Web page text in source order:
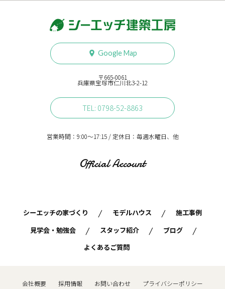
〒665-0061
兵庫県宝塚市仁川北3-2-12
Google Map
TEL: 0798-52-8863
営業時間：9:00〜17:15 / 定休日：毎週水曜日、他
Official Account
シーエッチの家づくり モデルハウス
施工事例
見学会・勉強会
スタッフ紹介
ブログ
よくあるご質問
会社概要 採用情報 お問い合わせ プライバシーポリシー